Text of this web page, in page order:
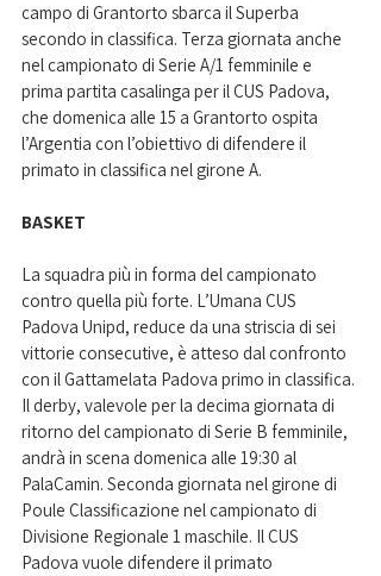
campo di Grantorto sbarca il Superba
secondo in classifica. Terza giornata anche
nel campionato di Serie A/1 femminile e
prima partita casalinga per il CUS Padova,
che domenica alle 15 a Grantorto ospita
l’Argentia con l’obiettivo di difendere il
primato in classifica nel girone A.
BASKET
La squadra più in forma del campionato
contro quella più forte. L’Umana CUS
Padova Unipd, reduce da una striscia di sei
vittorie consecutive, è atteso dal confronto
con il Gattamelata Padova primo in classifica.
Il derby, valevole per la decima giornata di
ritorno del campionato di Serie B femminile,
andrà in scena domenica alle 19:30 al
PalaCamin. Seconda giornata nel girone di
Poule Classificazione nel campionato di
Divisione Regionale 1 maschile. Il CUS
Padova vuole difendere il primato